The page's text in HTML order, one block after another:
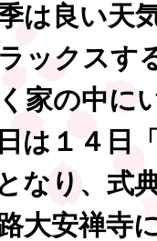
は良い天
ックスす
家の中に
は１４日
なり、式
大安禅寺